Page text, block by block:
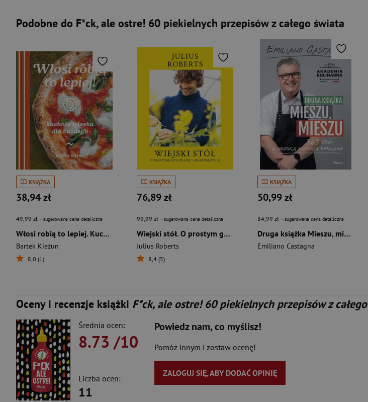
Podobne do F*ck, ale ostre! 60 piekielnych przepisów z całego świata
KSIĄŻKA
38,94 zł
49,99 zł - sugerowana cena detaliczna
Włosi robią to lepiej. Kuchnia włoska dla każdego. W kuchni z Kieżunem
Bartek Kieżun
8,0 (1)
KSIĄŻKA
76,89 zł
99,99 zł - sugerowana cena detaliczna
Wiejski stół. O prostym gotowaniu i dobrym życiu
Julius Roberts
8,4 (5)
KSIĄŻKA
50,99 zł
84,99 zł - sugerowana cena detaliczna
Druga książka Mieszu, mieszu. 365 dni z włoską kuchnią Emiliano
Emiliano Castagna
Oceny i recenzje książki F*ck, ale ostre! 60 piekielnych przepisów z
Średnia ocen:
8.73 /10
Liczba ocen:
11
Powiedz nam, co myślisz!
Pomóż innym i zostaw ocenę!
ZALOGUJ SIĘ, ABY DODAĆ OPINIĘ